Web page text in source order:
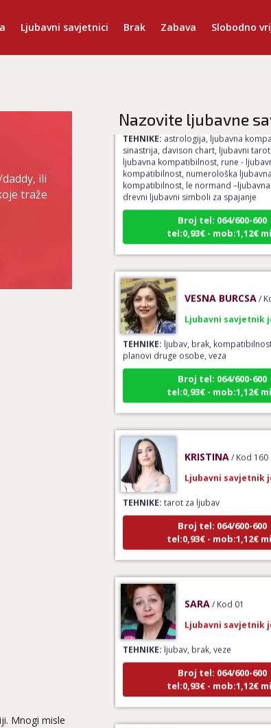
Ljubavni savjetnici Brak Zabava Slobodno
ili
traže
Mnogi misle
Nazovite ljubavne
TEHNIKE: astrologija, ljubavna
sinastrija, davison chart, ljubavni tarot,
ljubavna kompatibilnost, rune -
kompatibilnost, numerološka
kompatibilnost, le normand –ljubavna
drevni ljubavni simboli za spajanje
Broj tel: 064/600-600
tel:0,93€ - mob:1,12€
TEHNIKE:ljubav, brak, kompatibilnost
planovi druge osobe, veza
Broj tel: 064/600-600
tel:0,93€ - mob:1,12€
TEHNIKE:tarot za ljubav
Broj tel: 064/600-600
tel:0,93€ - mob:1,12€
TEHNIKE:ljubav, brak, veze
Broj tel: 064/600-600
tel:0,93€ - mob:1,12€